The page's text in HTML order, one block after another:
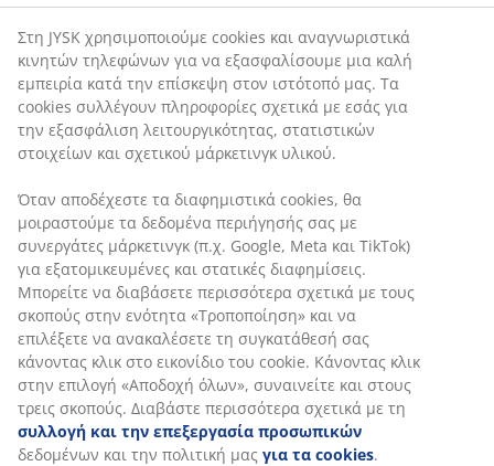
Στη JYSK χρησιμοποιούμε cookies και αναγνωριστικά
κινητών τηλεφώνων για να εξασφαλίσουμε μια καλή
εμπειρία κατά την επίσκεψη στον ιστότοπό μας. Τα
cookies συλλέγουν πληροφορίες σχετικά με εσάς για
την εξασφάλιση λειτουργικότητας, στατιστικών
στοιχείων και σχετικού μάρκετινγκ υλικού.
Όταν αποδέχεστε τα διαφημιστικά cookies, θα
μοιραστούμε τα δεδομένα περιήγησής σας με
συνεργάτες μάρκετινγκ (π.χ. Google, Meta και TikTok)
για εξατομικευμένες και στατικές διαφημίσεις.
Μπορείτε να διαβάσετε περισσότερα σχετικά με τους
σκοπούς στην ενότητα «Τροποποίηση» και να
επιλέξετε να ανακαλέσετε τη συγκατάθεσή σας
κάνοντας κλικ στο εικονίδιο του cookie. Κάνοντας κλικ
στην επιλογή «Αποδοχή όλων», συναινείτε και στους
τρεις σκοπούς. Διαβάστε περισσότερα σχετικά με τη
συλλογή και την επεξεργασία προσωπικών
δεδομένων και την πολιτική μας για τα cookies.